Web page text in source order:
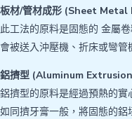
板材/管材成形 (Sheet Metal
此工法的原料是固態的 金屬
會被送入沖壓機、折床或彎管
鋁擠型 (Aluminum
鋁擠型的原料是經過預熱的
如同擠牙膏一般，將固態的